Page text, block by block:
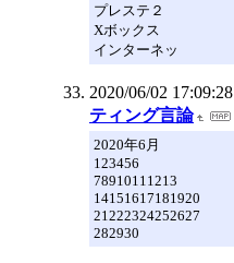
プレステ２
Xボックス
インターネッ
2020/06/02 17:09:28
ティング言論
2020年6月
123456
78910111213
14151617181920
21222324252627
282930